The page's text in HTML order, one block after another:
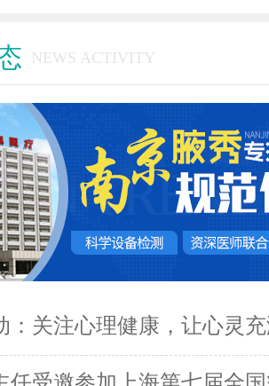
NEWS ACTIVITY
：关注心理健康，让心灵